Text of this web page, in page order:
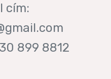
cím:
899 8812